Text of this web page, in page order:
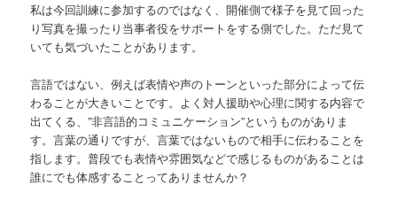
私は今回訓練に参加するのではなく、開催側で様子を見て回った
り写真を撮ったり当事者役をサポートをする側でした。ただ見て
いても気づいたことがあります。
言語ではない、例えば表情や声のトーンといった部分によって伝
わることが大きいことです。よく対人援助や心理に関する内容で
出てくる、”非言語的コミュニケーション”というものがありま
す。言葉の通りですが、言葉ではないもので相手に伝わることを
指します。普段でも表情や雰囲気などで感じるものがあることは
誰にでも体感することってありませんか？